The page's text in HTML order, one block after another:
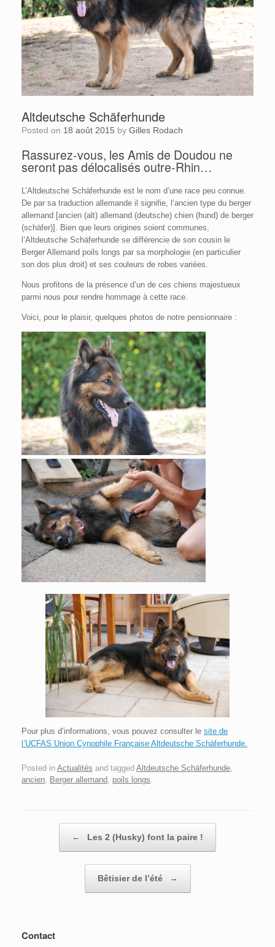
Altdeutsche Schäferhunde
Posted on 18 août 2015 by Gilles Rodach
Rassurez-vous, les Amis de Doudou ne
seront pas délocalisés outre-Rhin…
L’Altdeutsche Schäferhunde est le nom d’une race peu connue.
De par sa traduction allemande il signifie, l’ancien type du berger
allemand [ancien (alt) allemand (deutsche) chien (hund) de berger
(schäfer)]. Bien que leurs origines soient communes,
l’Altdeutsche Schäferhunde se différencie de son cousin le
Berger Allemand poils longs par sa morphologie (en particulier
son dos plus droit) et ses couleurs de robes variées.
Nous profitons de la présence d’un de ces chiens majestueux
parmi nous pour rendre hommage à cette race.
Voici, pour le plaisir, quelques photos de notre pensionnaire :
Pour plus d’informations, vous pouvez consulter le site de
l’UCFAS Union Cynophile Française Altdeutsche Schäferhunde.
Posted in Actualités and tagged Altdeutsche Schäferhunde
ancien Berger allemand poils longs
← Les 2 (Husky) font la paire !
Bêtisier de l’été →
Contact